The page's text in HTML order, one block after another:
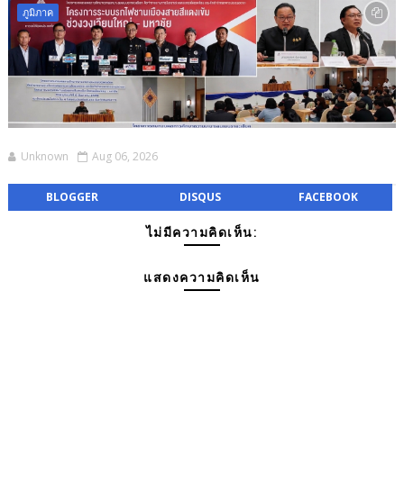
ภูมิภาค
Unknown Aug 06, 2026
BLOGGER DISQUS FACEBOOK
ไม่มีความคิดเห็น:
แสดงความคิดเห็น